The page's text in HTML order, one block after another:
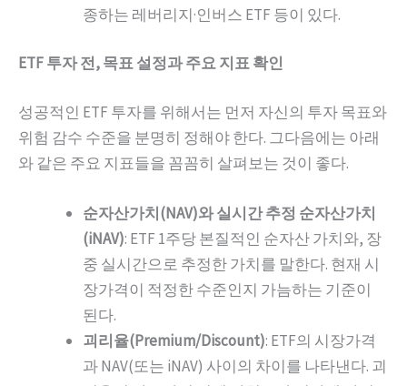
종하는 레버리지·인버스 ETF 등이 있다.
ETF 투자 전, 목표 설정과 주요 지표 확인
성공적인 ETF 투자를 위해서는 먼저 자신의 투자 목표와
위험 감수 수준을 분명히 정해야 한다. 그다음에는 아래
와 같은 주요 지표들을 꼼꼼히 살펴보는 것이 좋다.
순자산가치(NAV)와 실시간 추정 순자산가치
(iNAV): ETF 1주당 본질적인 순자산 가치와, 장
중 실시간으로 추정한 가치를 말한다. 현재 시
장가격이 적정한 수준인지 가늠하는 기준이
된다.
괴리율(Premium/Discount): ETF의 시장가격
과 NAV(또는 iNAV) 사이의 차이를 나타낸다. 괴